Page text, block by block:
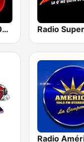
La Chismosa 104.1